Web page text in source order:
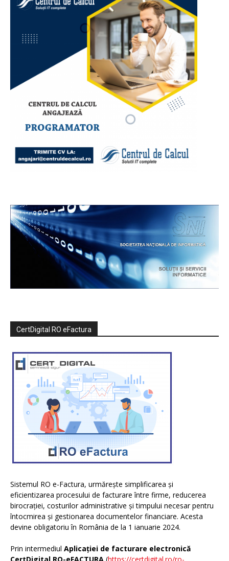
CertDigital RO eFactura
Sistemul RO e-Factura, urmărește simplificarea și
eficientizarea procesului de facturare între firme, reducerea
birocrației, costurilor administrative și timpului necesar pentru
întocmirea și gestionarea documentelor financiare. Acesta
devine obligatoriu în România de la 1 ianuarie 2024.
Prin intermediul Aplicației de facturare electronică
CertDigital RO-eFACTURA (https://certdigital.ro/ro-